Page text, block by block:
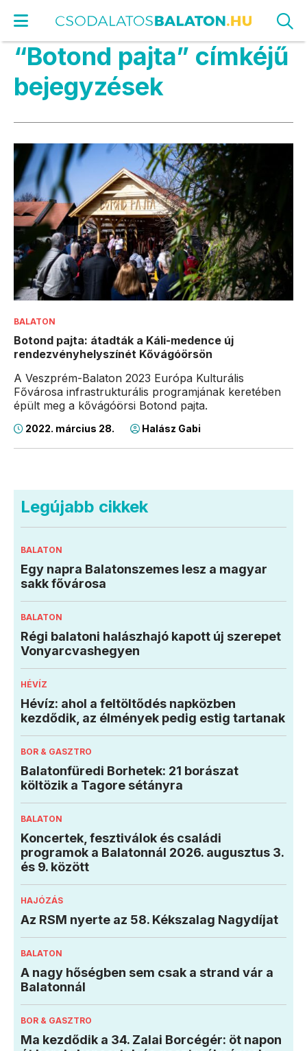
“Botond pajta” címkéjű
bejegyzések
BALATON
Botond pajta: átadták a Káli-medence új
rendezvényhelyszínét Kővágóörsön
A Veszprém-Balaton 2023 Európa Kulturális
Fővárosa infrastrukturális programjának keretében
épült meg a kővágóörsi Botond pajta.
2022. március 28. Halász Gabi
Legújabb cikkek
BALATON
Egy napra Balatonszemes lesz a magyar
sakk fővárosa
BALATON
Régi balatoni halászhajó kapott új szerepet
Vonyarcvashegyen
HÉVÍZ
Hévíz: ahol a feltöltődés napközben
kezdődik, az élmények pedig estig tartanak
BOR & GASZTRO
Balatonfüredi Borhetek: 21 borászat
költözik a Tagore sétányra
BALATON
Koncertek, fesztiválok és családi
programok a Balatonnál 2026. augusztus 3.
és 9. között
HAJÓZÁS
Az RSM nyerte az 58. Kékszalag Nagydíjat
BALATON
A nagy hőségben sem csak a strand vár a
Balatonnál
BOR & GASZTRO
Ma kezdődik a 34. Zalai Borcégér: öt napon